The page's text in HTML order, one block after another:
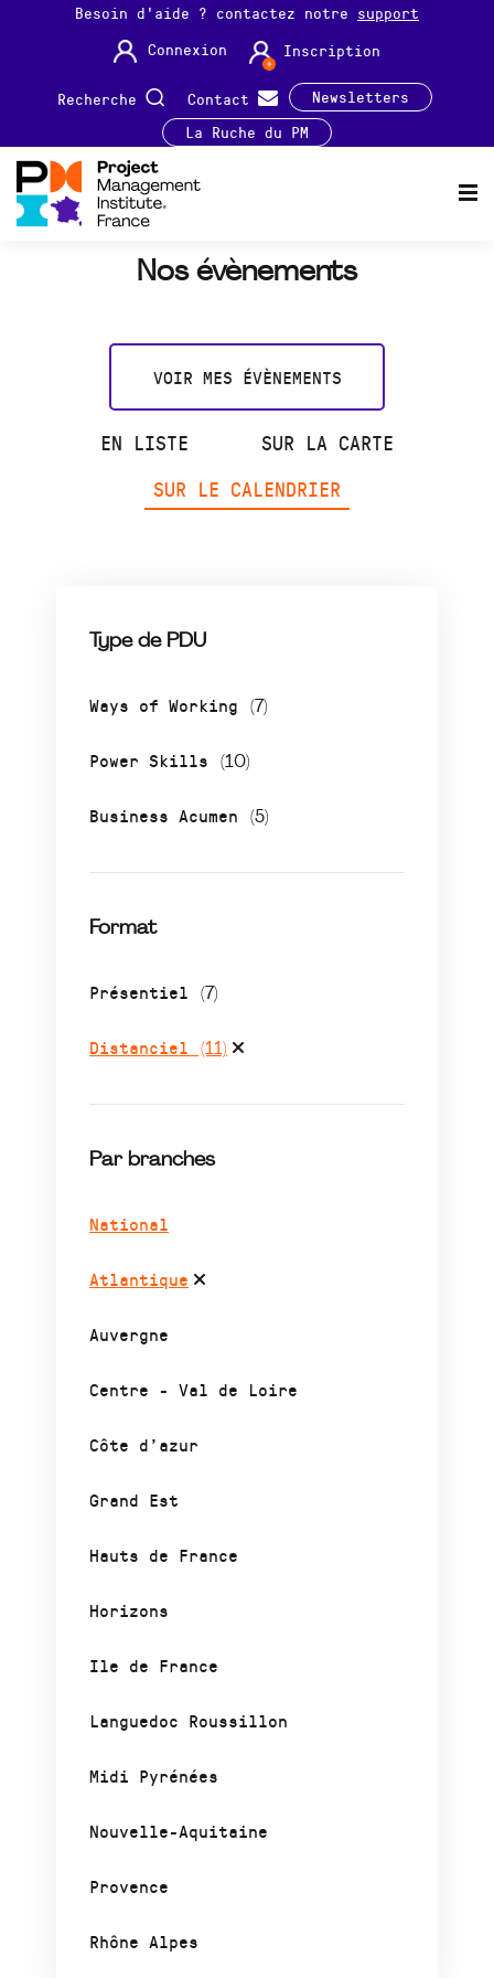
Besoin d'aide ? contactez notre support
Connexion
Inscription
Recherche Contact
Newsletters
La Ruche du PM
Nos évènements
VOIR MES ÉVÈNEMENTS
EN LISTE
SUR LA CARTE
SUR LE CALENDRIER
Type de PDU
Ways of Working (7)
Power Skills (10)
Business Acumen (5)
Format
Présentiel (7)
Distanciel (11)
Par branches
National
Atlantique
Auvergne
Centre - Val de Loire
Côte d’azur
Grand Est
Hauts de France
Horizons
Ile de France
Languedoc Roussillon
Midi Pyrénées
Nouvelle-Aquitaine
Provence
Rhône Alpes